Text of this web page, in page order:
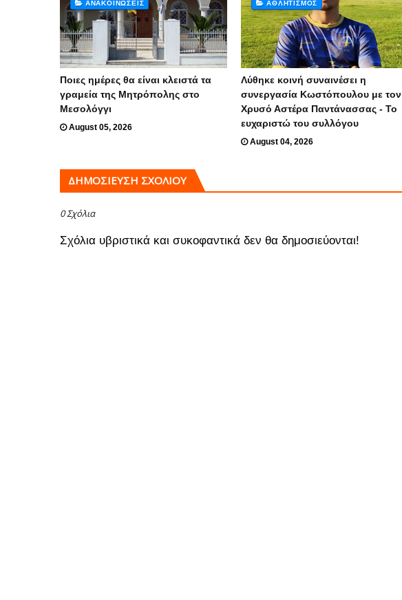
ΑΝΑΚΟΙΝΏΣΕΙΣ
Ποιες ημέρες θα είναι κλειστά τα
γραμεία της Μητρόπολης στο
Μεσολόγγι
August 05, 2026
ΑΘΛΗΤΙΣΜΌΣ
Λύθηκε κοινή συναινέσει η
συνεργασία Κωστόπουλου με τον
Χρυσό Αστέρα Παντάνασσας - Το
ευχαριστώ του συλλόγου
August 04, 2026
ΔΗΜΟΣΊΕΥΣΗ ΣΧΟΛΊΟΥ
0 Σχόλια
Σχόλια υβριστικά και συκοφαντικά δεν θα δημοσιεύονται!